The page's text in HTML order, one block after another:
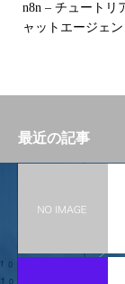
n8n – チュートリ
ャットエージェ
最近の記事